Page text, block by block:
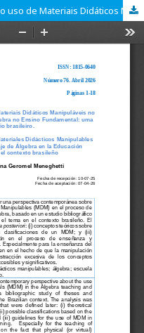
Uma visão contemporânea sobre o uso de Materiais Didáticos Manipuláveis no processo de ensino e aprendizagem de Álgebra no Ensino Fundamental: uma investigação no cenário brasileiro